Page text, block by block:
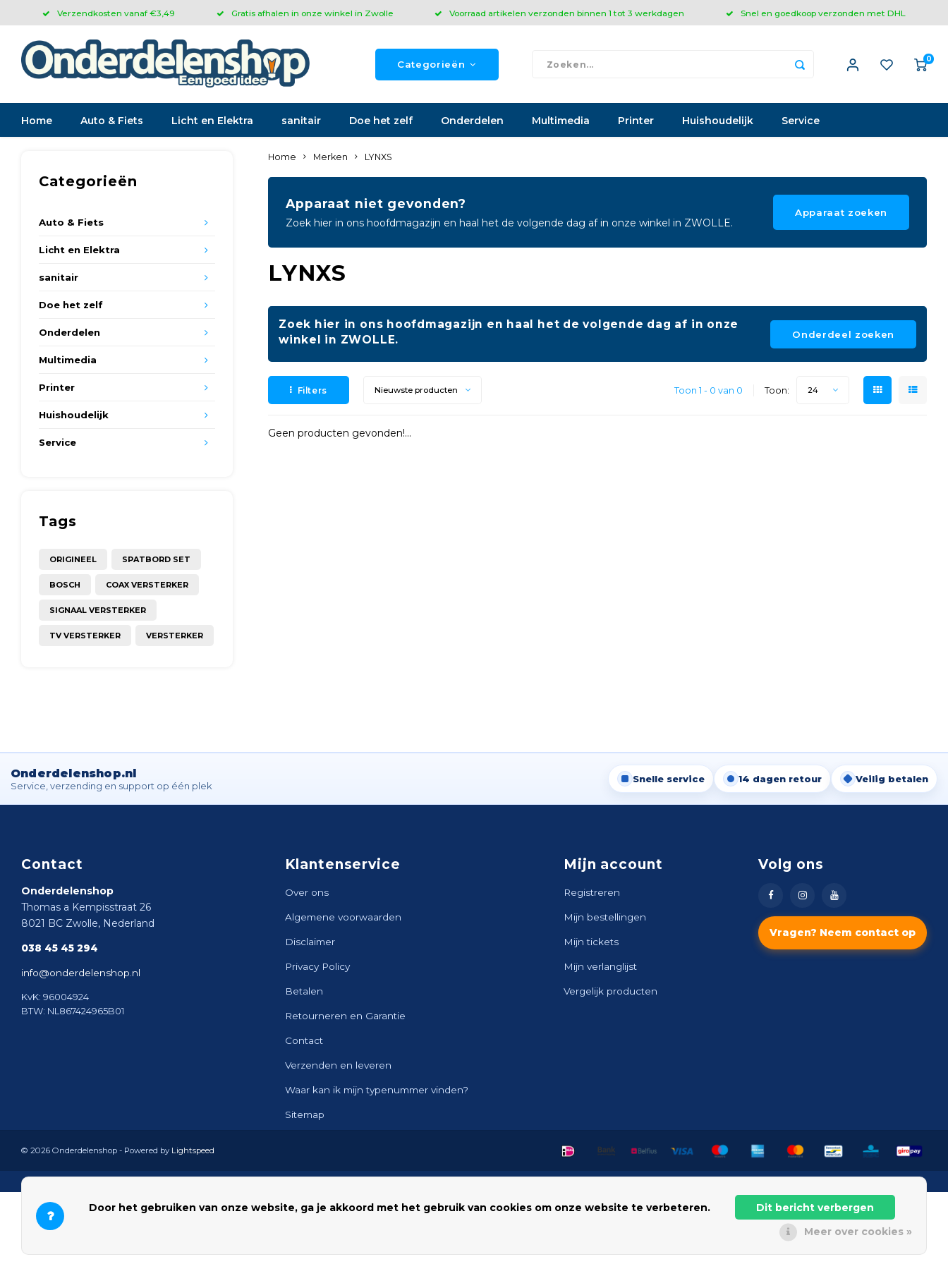
Verzendkosten vanaf €3,49 Gratis afhalen in onze winkel in Zwolle Voorraad artikelen verzonden binnen 1 tot 3 werkdagen Snel en goedkoop verzonden met DHL
Categorieën 0
Home Auto & Fiets Licht en Elektra sanitair Doe het zelf Onderdelen Multimedia Printer Huishoudelijk Service
Categorieën
Auto & Fiets
Licht en Elektra
sanitair
Doe het zelf
Onderdelen
Multimedia
Printer
Huishoudelijk
Service
Tags
ORIGINEEL SPATBORD SET
BOSCH COAX VERSTERKER
SIGNAAL VERSTERKER
TV VERSTERKER VERSTERKER
Home Merken LYNXS
Apparaat niet gevonden?
Zoek hier in ons hoofdmagazijn en haal het de volgende dag af in onze winkel in ZWOLLE.
Apparaat zoeken
LYNXS
Zoek hier in ons hoofdmagazijn en haal het de volgende dag af in onze
winkel in ZWOLLE.
Onderdeel zoeken
Filters Nieuwste producten Toon 1 - 0 van 0 Toon: 24
Geen producten gevonden!...
Onderdelenshop.nl
Service, verzending en support op één plek
Snelle service 14 dagen retour Veilig betalen
Contact
Onderdelenshop
Thomas a Kempisstraat 26
8021 BC Zwolle, Nederland
038 45 45 294
info@onderdelenshop.nl
KvK: 96004924
BTW: NL867424965B01
Klantenservice
Over ons
Algemene voorwaarden
Disclaimer
Privacy Policy
Betalen
Retourneren en Garantie
Contact
Verzenden en leveren
Waar kan ik mijn typenummer vinden?
Sitemap
Mijn account
Registreren
Mijn bestellingen
Mijn tickets
Mijn verlanglijst
Vergelijk producten
Volg ons
Vragen? Neem contact op
© 2026 Onderdelenshop - Powered by Lightspeed
Door het gebruiken van onze website, ga je akkoord met het gebruik van cookies om onze website te verbeteren.
Dit bericht verbergen
Meer over cookies »